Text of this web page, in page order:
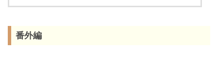
番外編